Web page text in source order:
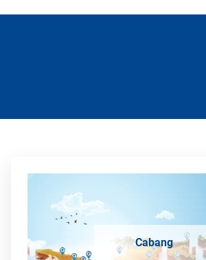
Cabang